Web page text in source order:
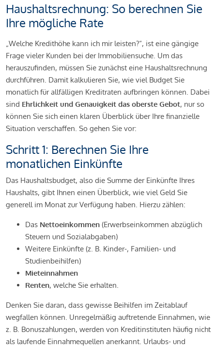
Haushaltsrechnung: So berechnen Sie
Ihre mögliche Rate
„Welche Kredithöhe kann ich mir leisten?“, ist eine gängige
Frage vieler Kunden bei der Immobiliensuche. Um das
herauszufinden, müssen Sie zunächst eine Haushaltsrechnung
durchführen. Damit kalkulieren Sie, wie viel Budget Sie
monatlich für allfälligen Kreditraten aufbringen können. Dabei
sind Ehrlichkeit und Genauigkeit das oberste Gebot, nur so
können Sie sich einen klaren Überblick über Ihre finanzielle
Situation verschaffen. So gehen Sie vor:
Schritt 1: Berechnen Sie Ihre
monatlichen Einkünfte
Das Haushaltsbudget, also die Summe der Einkünfte Ihres
Haushalts, gibt Ihnen einen Überblick, wie viel Geld Sie
generell im Monat zur Verfügung haben. Hierzu zählen:
Das Nettoeinkommen (Erwerbseinkommen abzüglich
Steuern und Sozialabgaben)
Weitere Einkünfte (z. B. Kinder-, Familien- und
Studienbeihilfen)
Mieteinnahmen
Renten, welche Sie erhalten.
Denken Sie daran, dass gewisse Beihilfen im Zeitablauf
wegfallen können. Unregelmäßig auftretende Einnahmen, wie
z. B. Bonuszahlungen, werden von Kreditinstituten häufig nicht
als laufende Einnahmequellen anerkannt. Urlaubs- und